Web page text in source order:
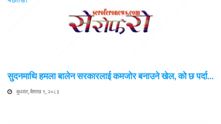
सुदनमाथि हमला बालेन सरकारलाई कमजोर बनाउने खेल, को छ पर्दा…
बुधवार, बैशाख ९, २०८३